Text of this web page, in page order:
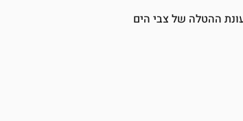
ההטלה של צבי הים